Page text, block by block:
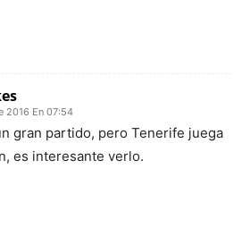
2016 En 07:54
gran partido, pero Tenerife juega
es interesante verlo.